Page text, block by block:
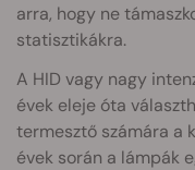
arra, hogy ne
statisztikákra.
A HID vagy nagy
évek eleje óta
termesztő számára a
évek során a lámpák